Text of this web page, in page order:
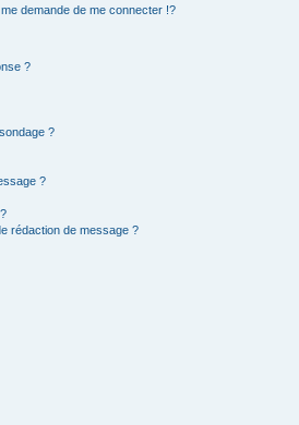
demande de me connecter !?
?
?
?
rédaction de message ?